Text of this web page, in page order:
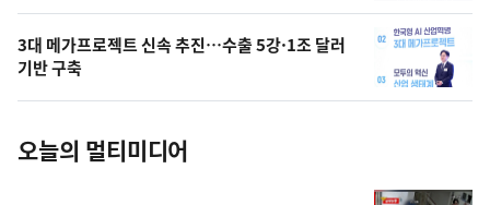
의
사
진
3대 메가프로젝트 신속 추진…수출 5강·1조 달러
기반 구축
오늘의 멀티미디어